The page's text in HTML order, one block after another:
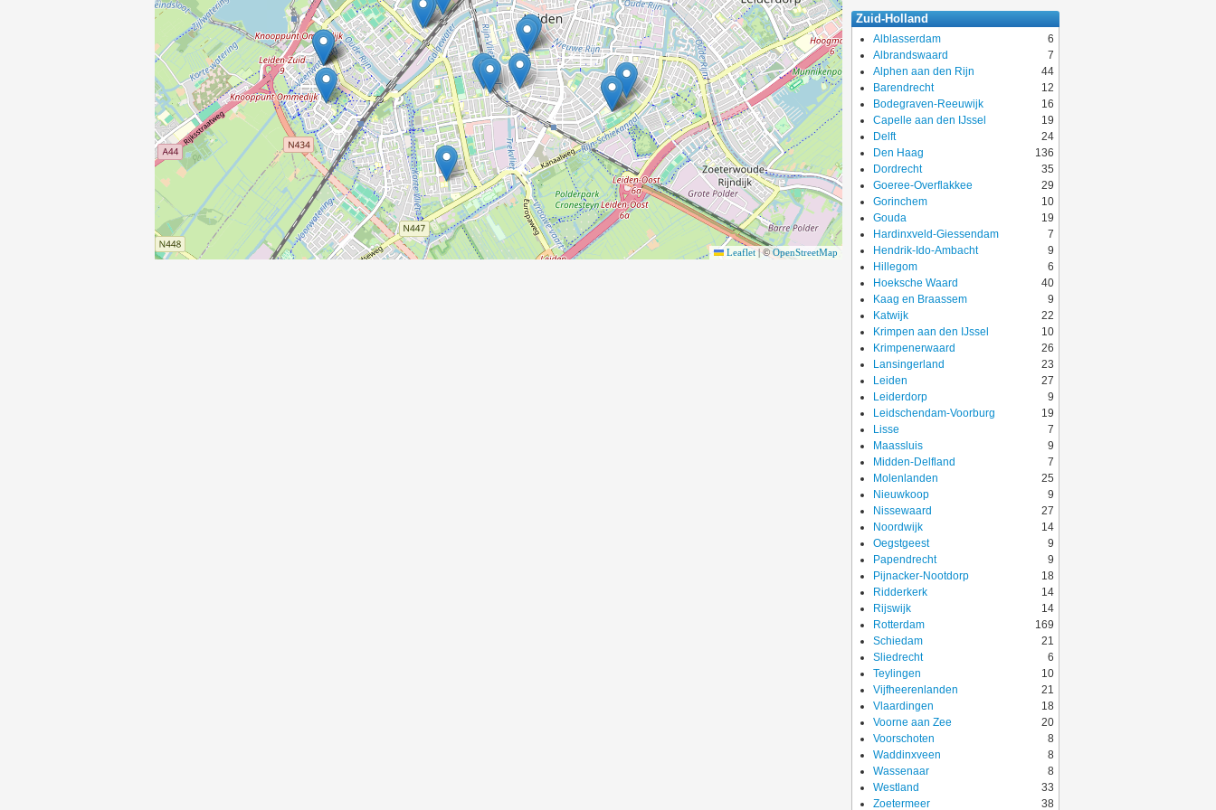
Leaflet |©OpenStreetMap
Zuid-Holland
Alblasserdam
6
Albrandswaard
7
Alphen aan den Rijn
44
Barendrecht
12
Bodegraven-Reeuwijk
16
Capelle aan den IJssel
19
Delft
24
Den Haag
136
Dordrecht
35
Goeree-Overflakkee
29
Gorinchem
10
Gouda
19
Hardinxveld-Giessendam
7
Hendrik-Ido-Ambacht
9
Hillegom
6
Hoeksche Waard
40
Kaag en Braassem
9
Katwijk
22
Krimpen aan den IJssel
10
Krimpenerwaard
26
Lansingerland
23
Leiden
27
Leiderdorp
9
Leidschendam-Voorburg
19
Lisse
7
Maassluis
9
Midden-Delfland
7
Molenlanden
25
Nieuwkoop
9
Nissewaard
27
Noordwijk
14
Oegstgeest
9
Papendrecht
9
Pijnacker-Nootdorp
18
Ridderkerk
14
Rijswijk
14
Rotterdam
169
Schiedam
21
Sliedrecht
6
Teylingen
10
Vijfheerenlanden
21
Vlaardingen
18
Voorne aan Zee
20
Voorschoten
8
Waddinxveen
8
Wassenaar
8
Westland
33
Zoetermeer
38